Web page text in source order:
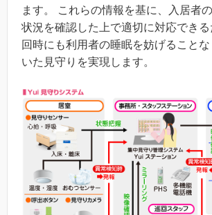
ます。 これらの情報を基に、入居者
状況を確認した上で適切に対応でき
回時にも利用者の睡眠を妨げること
いた見守りを実現します。